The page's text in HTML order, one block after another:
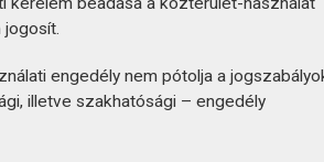
engedély nem pótolja a
illetve szakhatósági – engedély